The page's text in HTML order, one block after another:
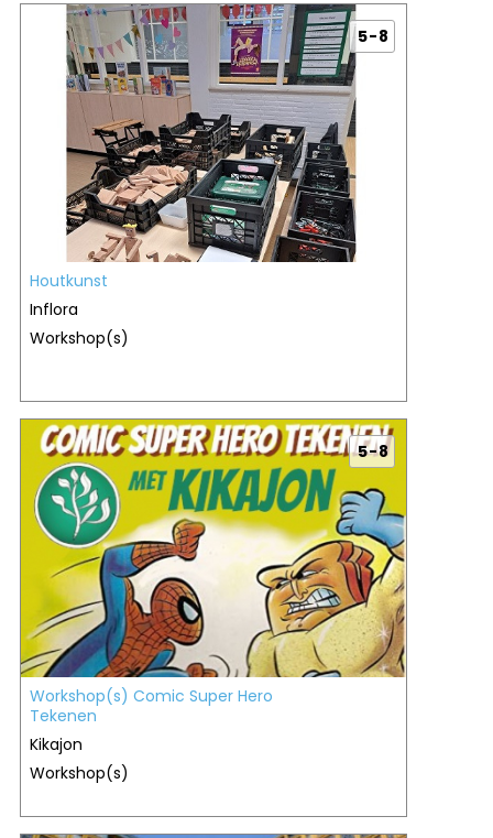
5 - 8
Houtkunst
Inflora
Workshop(s)
5 - 8
Workshop(s) Comic Super Hero
Tekenen
Kikajon
Workshop(s)